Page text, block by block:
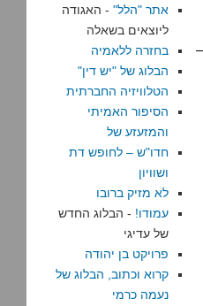
אתר "הלל" - האגודה
ליוצאים בשאלה
בחזרה ללאמיה
הבלוג של "יש דין"
הטלוויזיה החברתית
הסיפור האמיתי
והמזעזע של
חדו"ש – לחופש דת
ושוויון
לא מזיק ברובו
עמודו! - הבלוג החדש
של עדיגי
פרויקט בן יהודה
קרוא וכתוב, הבלוג של
נעמה כרמי